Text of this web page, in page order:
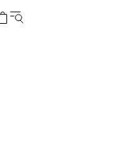
GRATUITI